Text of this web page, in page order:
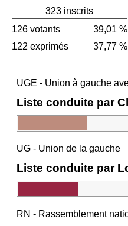
323 inscrits
126 votants
39,01 %
122 exprimés
37,77 %
UG - Union de la gauche